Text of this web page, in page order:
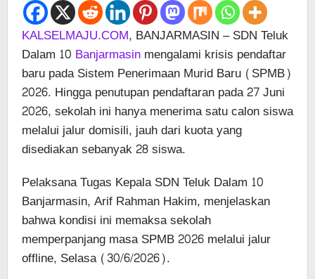
KALSELMAJU.COM, BANJARMASIN – SDN Teluk
Dalam 10 Banjarmasinmengalami krisis pendaftar
baru pada Sistem Penerimaan Murid Baru (SPMB)
2026. Hingga penutupan pendaftaran pada 27 Juni
2026, sekolah ini hanya menerima satu calon siswa
melalui jalur domisili, jauh dari kuota yang
disediakan sebanyak 28 siswa.
Pelaksana Tugas Kepala SDN Teluk Dalam 10
Banjarmasin, Arif Rahman Hakim, menjelaskan
bahwa kondisi ini memaksa sekolah
memperpanjang masa SPMB 2026 melalui jalur
offline, Selasa (30/6/2026).